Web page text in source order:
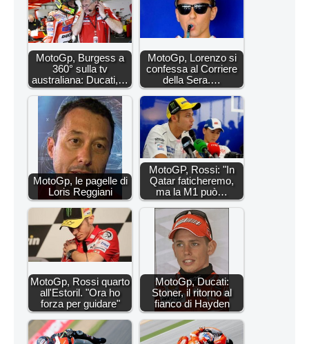
MotoGp, Burgess a
360° sulla tv
australiana: Ducati,…
MotoGp, Lorenzo si
confessa al Corriere
della Sera.…
MotoGp, le pagelle di
Loris Reggiani
MotoGP, Rossi: "In
Qatar faticheremo,
ma la M1 può…
MotoGp, Rossi quarto
all'Estoril. "Ora ho
forza per guidare"
MotoGp, Ducati:
Stoner, il ritorno al
fianco di Hayden